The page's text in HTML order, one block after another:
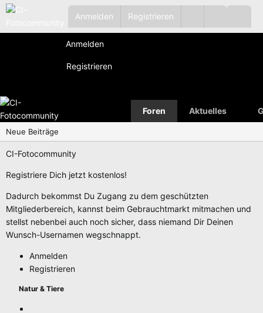
Anmelden Registrieren
Anmelden
Registrieren
Foren Aktuelles
Neue Beiträge
CI-Fotocommunity
Registriere Dich jetzt kostenlos!
Dadurch bekommst Du Zugang zu dem geschützten
Mitgliederbereich, kannst beim Gebrauchtmarkt mitmachen und
stellst nebenbei auch noch sicher, dass niemand Dir Deinen
Wunsch-Usernamen wegschnappt.
Anmelden
Registrieren
Natur & Tiere